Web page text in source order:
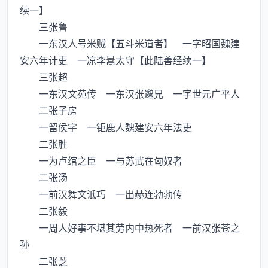
续一】
三张鲁
一东汉人号米贼【五斗米道者】 一字昭国魏建
安六年计吏 一凉李暠太守【此陆善经续一】
三张超
一东汉文苑传 一东汉张邈兄 一字世元广平人
二张子房
一留侯字 一钜鹿人魏建安六年法吏
二张胜
一为卢绾之臣 一与苏武在匈奴者
二张汤
一前汉舞文诋巧 一出赫连勃勃传
二张毅
一周人好事不堪其劳内中热死者 一前汉张苍之
孙
二张芝